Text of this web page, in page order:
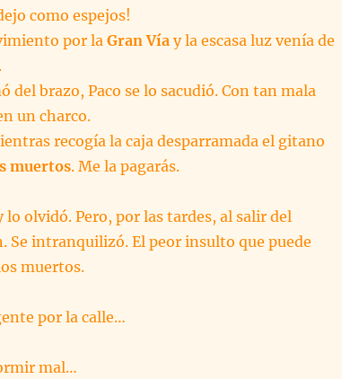
como espejos!
por la Gran Vía y la escasa luz venía de
del brazo, Paco se lo sacudió. Con tan mala
un charco.
recogía la caja desparramada el gitano
muertos. Me la pagarás.
olvidó. Pero, por las tardes, al salir del
Se intranquilizó. El peor insulto que puede
muertos.
por la calle…
mal…